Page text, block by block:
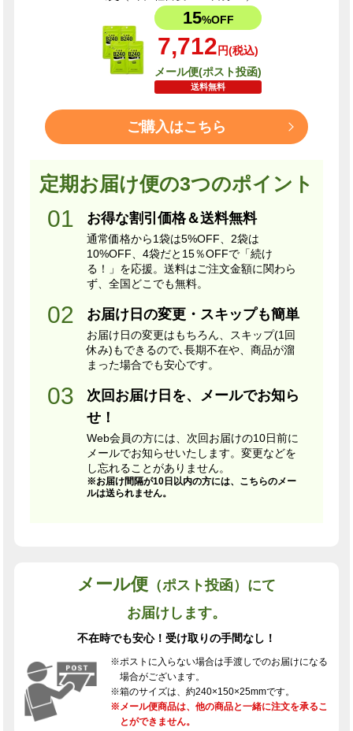
15%OFF
7,712円(税込)
メール便(ポスト投函)
送料無料
ご購入はこちら
定期お届け便の3つのポイント
お得な割引価格＆送料無料
通常価格から1袋は5%OFF、2袋は
10%OFF、4袋だと15％OFFで「続け
る！」を応援。送料はご注文金額に関わら
ず、全国どこでも無料。
お届け日の変更・スキップも簡単
お届け日の変更はもちろん、スキップ(1回
休み)もできるので､長期不在や、商品が溜
まった場合でも安心です。
次回お届け日を、メールでお知ら
せ！
Web会員の方には、次回お届けの10日前に
メールでお知らせいたします。変更などを
し忘れることがありません。
※お届け間隔が10日以内の方には、こちらのメー
ルは送られません。
メール便 （ポスト投函）にて
お届けします。
不在時でも安心！受け取りの手間なし！
※ポストに入らない場合は手渡しでのお届けになる
場合がございます。
※箱のサイズは、約240×150×25mmです。
※メール便商品は、他の商品と一緒に注文を承るこ
とができません。